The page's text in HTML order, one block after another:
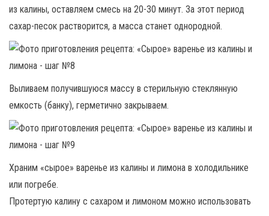
из калины, оставляем смесь на 20-30 минут. За этот период
сахар-песок растворится, а масса станет однородной.
Выливаем получившуюся массу в стерильную стеклянную
емкость (банку), герметично закрываем.
Храним «сырое» варенье из калины и лимона в холодильнике
или погребе.
Протертую калину с сахаром и лимоном можно использовать